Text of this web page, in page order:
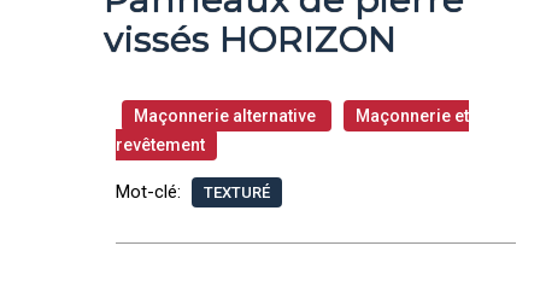
vissés HORIZON
Maçonnerie alternative
Maçonnerie et
revêtement
Mot-clé: TEXTURÉ